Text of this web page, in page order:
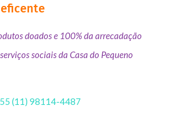
doados e 100% da arrecadação
sociais da Casa do Pequeno
(11) 98114-4487